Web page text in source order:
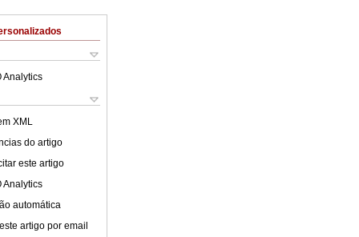
Analytics
XML
do artigo
este artigo
Analytics
automática
artigo por email